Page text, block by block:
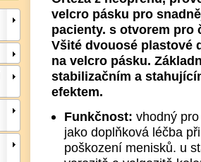
velcro pásku pro
pacienty. s otvorem pro
Všité dvouosé plastové
na velcro pásku.
stabilizačním a
efektem.
Funkčnost: vhodný
jako doplňková léčba
poškození menisků. u